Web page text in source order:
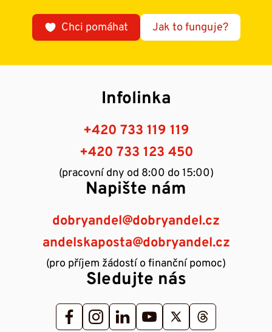
Chci pomáhat Jak to funguje?
Infolinka
+420 733 119 119
+420 733 123 450
(pracovní dny od 8:00 do 15:00)
Napište nám
dobryandel@dobryandel.cz
andelskaposta@dobryandel.cz
(pro příjem žádostí o finanční pomoc)
Sledujte nás